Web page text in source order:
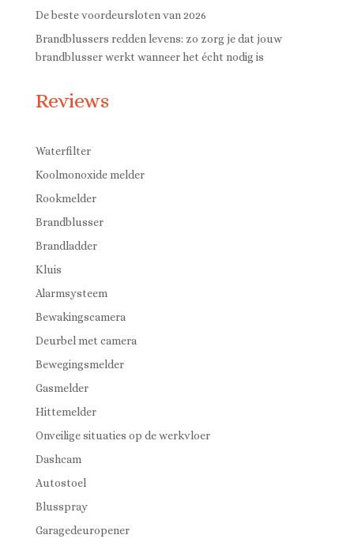
De beste voordeursloten van 2026
Brandblussers redden levens: zo zorg je dat jouw
brandblusser werkt wanneer het écht nodig is
Reviews
Waterfilter
Koolmonoxide melder
Rookmelder
Brandblusser
Brandladder
Kluis
Alarmsysteem
Bewakingscamera
Deurbel met camera
Bewegingsmelder
Gasmelder
Hittemelder
Onveilige situaties op de werkvloer
Dashcam
Autostoel
Blusspray
Garagedeuropener